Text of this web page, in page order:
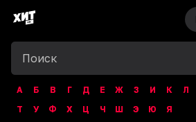
А Б В Г Д Е Ж З И К Л
Т
У Ф Х Ц Ч Ш Э Ю
Я